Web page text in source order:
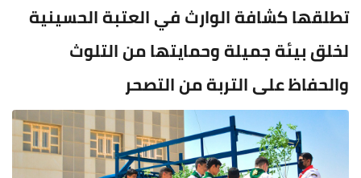
تطلقها كشافة الوارث في العتبة الحسينية
لخلق بيئة جميلة وحمايتها من التلوث
والحفاظ على التربة من التصحر